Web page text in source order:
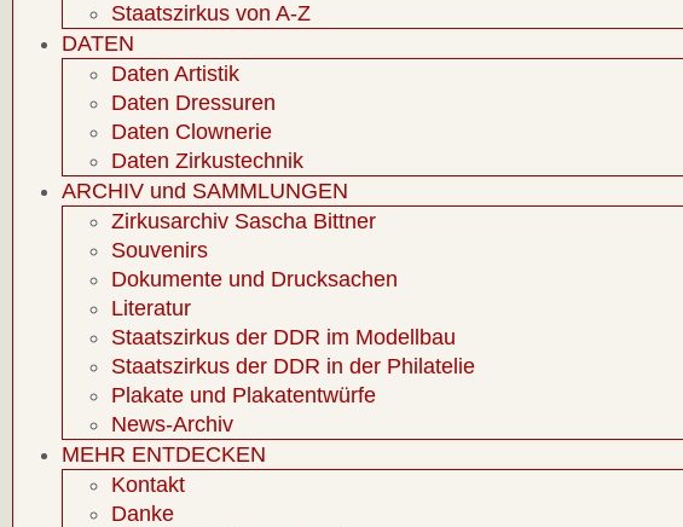
Staatszirkus von A-Z
DATEN
Daten Artistik
Daten Dressuren
Daten Clownerie
Daten Zirkustechnik
ARCHIV und SAMMLUNGEN
Zirkusarchiv Sascha Bittner
Souvenirs
Dokumente und Drucksachen
Literatur
Staatszirkus der DDR im Modellbau
Staatszirkus der DDR in der Philatelie
Plakate und Plakatentwürfe
News-Archiv
MEHR ENTDECKEN
Kontakt
Danke